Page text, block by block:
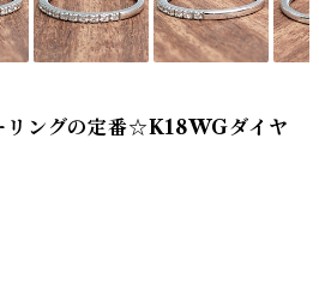
リングの定番☆K18WGダイヤ